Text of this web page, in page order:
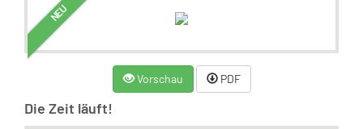
NEU
Vorschau PDF
Die Zeit läuft!